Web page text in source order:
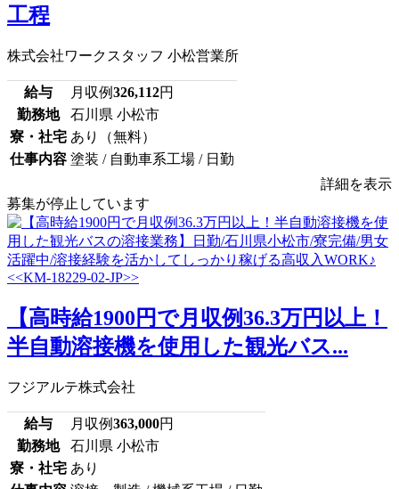
工程
株式会社ワークスタッフ 小松営業所
給与 月収例326,112円
勤務地
石川県 小松市
寮・社宅 あり（無料）
仕事内容 塗装 / 自動車系工場 / 日勤
詳細を表示
募集が停止しています
【高時給1900円で月収例36.3万円以上！
半自動溶接機を使用した観光バス...
フジアルテ株式会社
給与 月収例363,000円
勤務地
石川県 小松市
寮・社宅 あり